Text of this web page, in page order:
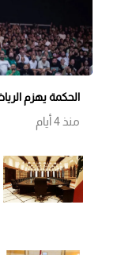
الحكمة يهزم
منذ 4 أيام